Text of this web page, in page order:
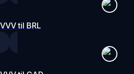
VVV til BRL